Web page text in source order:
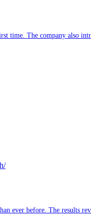
time. The company also
ever before. The results